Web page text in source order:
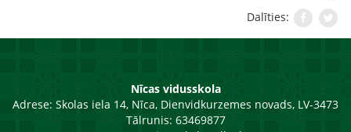
Dalīties:
Nīcas vidusskola
Adrese: Skolas iela 14, Nīca, Dienvidkurzemes novads, LV-3473
Tālrunis: 63469877